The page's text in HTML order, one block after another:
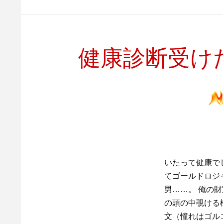
健康診断受け
いたって健康で
てゴールドロジ
男……。 俺の財
の頭の中覗ける
文（憧れはゴル